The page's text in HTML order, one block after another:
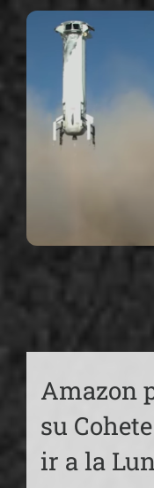
Amazon
su
ir a la